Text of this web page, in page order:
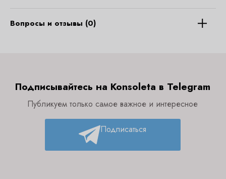
Вопросы и отзывы (0)
Подписывайтесь на Konsoleta в Telegram
Публикуем только самое важное и интересное
Подписаться